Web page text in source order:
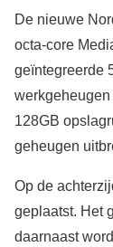
De nieuwe
octa-core
geïntegreerde
128GB
geheugen
Op de
geplaatst. Het
daarnaast